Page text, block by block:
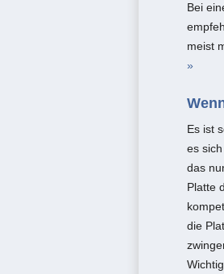
Bei
meist
»
Es ist
es
das
Platte
die